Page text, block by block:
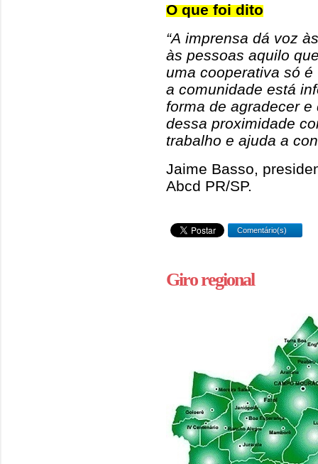
O que foi dito
“A imprensa dá voz
às pessoas aquilo
uma cooperativa só
a comunidade está
forma de agradecer
dessa proximidade
trabalho e ajuda a
Jaime Basso,
Abcd PR/SP.
Comentário(s)
Giro regional